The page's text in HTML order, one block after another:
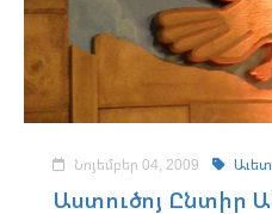
Նոյեմբեր 04, 2009
Աստուծոյ Ընտիր